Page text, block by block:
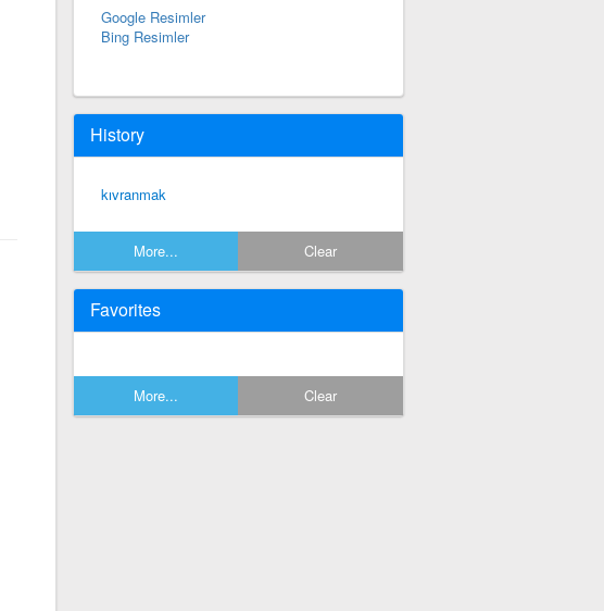
Google Resimler
Bing Resimler
History
kıvranmak
More... Clear
Favorites
More... Clear